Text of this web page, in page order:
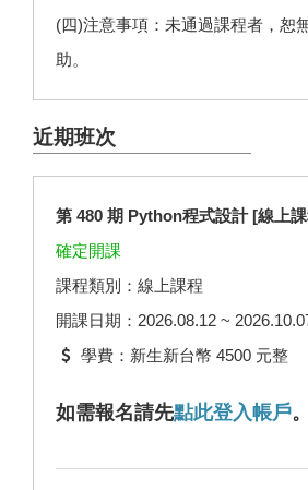
(四)注意事項：未通過課程者，恕
助。
近期班次
第 480 期 Python程式設計 [線上
確定開課
課程類別：線上課程
開課日期：2026.08.12 ~
學費：新生新台幣 4500 元整
如需報名請先點此登入帳戶。